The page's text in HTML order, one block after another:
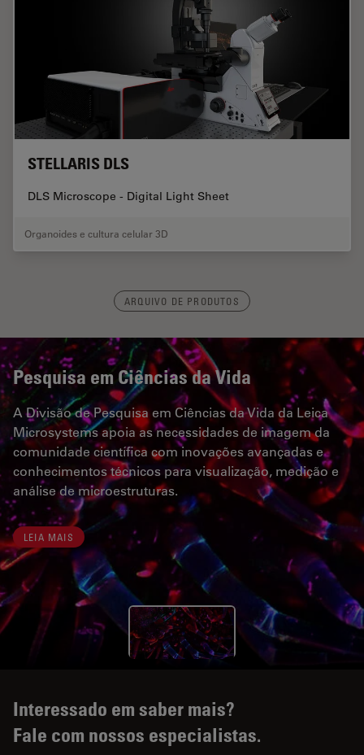
STELLARIS DLS
DLS Microscope - Digital Light Sheet
Organoides e cultura celular 3D
ARQUIVO DE PRODUTOS
Pesquisa em Ciências da Vida
A Divisão de Pesquisa em Ciências da Vida da Leica
Microsystems apoia as necessidades de imagem da
comunidade científica com inovações avançadas e
conhecimentos técnicos para visualização, medição e
análise de microestruturas.
LEIA MAIS
Interessado em saber mais?
Fale com nossos especialistas.